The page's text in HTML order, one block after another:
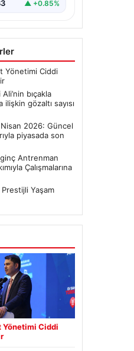
▲ +0.85%
Yönetimi Ciddi
bıçakla
gözaltı sayısı
Nisan 2026: Güncel
piyasada son
Antrenman
Çalışmalarına
Yaşam
Yönetimi Ciddi